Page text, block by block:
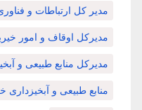
مدیر کل ارتباطات و
مدیرکل اوقاف و امور
مدیرکل منابع طبیعی و
منابع طبیعی و